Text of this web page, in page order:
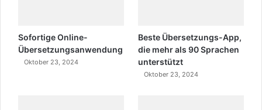
Sofortige Online-
Übersetzungsanwendung
Oktober 23, 2024
Beste Übersetzungs-App,
die mehr als 90 Sprachen
unterstützt
Oktober 23, 2024